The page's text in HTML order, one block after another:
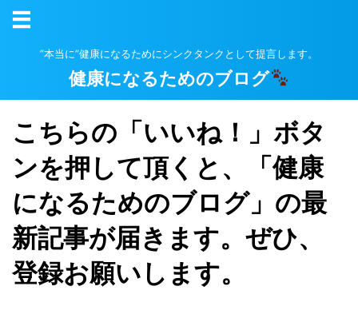
”本当に”健康になるためにシンクタンクとして提言します。
健康になるためのブログ
こちらの「いいね！」ボタ
ンを押して頂くと、「健康
になるためのブログ」の最
新記事が届きます。ぜひ、
登録お願いします。